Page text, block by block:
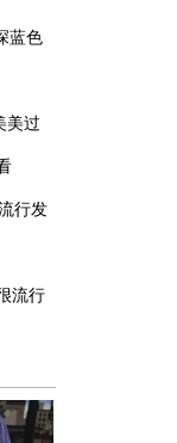
蓝色
美过
行发
流行